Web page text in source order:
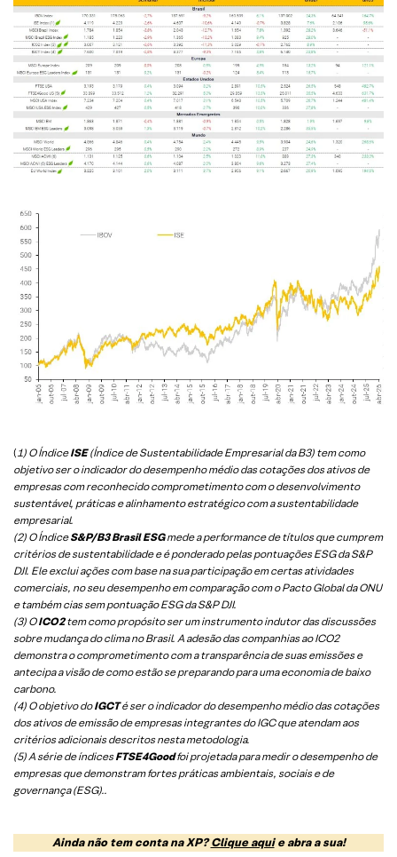
( 1) O ÍndiceISE(Índice de Sustentabilidade Empresarial da B3) tem como
objetivo ser o indicador do desempenho médio das cotações dos ativos de
empresas com reconhecido comprometimento com o desenvolvimento
sustentável, práticas e alinhamento estratégico com a sustentabilidade
empresarial.
(2) O ÍndiceS&P/B3 Brasil ESGmede a performance de títulos que cumprem
critérios de sustentabilidade e é ponderado pelas pontuações ESG da S&P
DJI. Ele exclui ações com base na sua participação em certas atividades
comerciais, no seu desempenho em comparação com o Pacto Global da ONU
e também cias sem pontuação ESG da S&P DJI.
(3) OICO2tem como propósito ser um instrumento indutor das discussões
sobre mudança do clima no Brasil. A adesão das companhias ao ICO2
demonstra o comprometimento com a transparência de suas emissões e
antecipa a visão de como estão se preparando para uma economia de baixo
carbono.
(4) O objetivo doIGCTé ser o indicador do desempenho médio das cotações
dos ativos de emissão de empresas integrantes do IGC que atendam aos
critérios adicionais descritos nesta metodologia.
(5) A série de índicesFTSE4Goodfoi projetada para medir o desempenho de
empresas que demonstram fortes práticas ambientais, sociais e de
governança (ESG)..
Ainda não tem conta na XP?Clique aquie abra a sua!